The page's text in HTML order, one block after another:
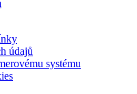
údajů
systému